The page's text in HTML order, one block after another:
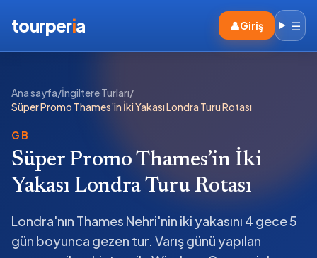
tourperia 👤Giriş ☰
Ana sayfa/İngiltere Turları/
Süper Promo Thames’in İki Yakası Londra Turu Rotası
GB
Süper Promo Thames’in İki
Yakası Londra Turu Rotası
Londra'nın Thames Nehri'nin iki yakasını 4 gece 5
gün boyunca gezen tur. Varış günü yapılan